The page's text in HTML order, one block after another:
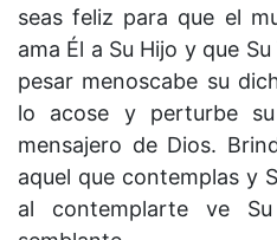
seas feliz para que el
ama Él a Su Hijo y que
pesar menoscabe su
lo acose y perturbe
mensajero de Dios.
aquel que contemplas y
al contemplarte ve